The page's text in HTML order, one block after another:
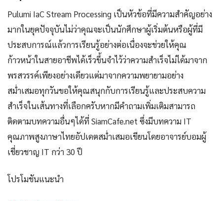
Pulumi IaC Stream Processing เป็นหัวข้อที่มีความสำคัญอย่าง
มากในยุคปัจจุบันไม่ว่าคุณจะเป็นนักศึกษาผู้เริ่มต้นหรือผู้ที่มี
ประสบการณ์แล้วการเรียนรู้อย่างต่อเนื่องจะช่วยให้คุณ
ก้าวหน้าในสายอาชีพได้เร็วขึ้นจำไว้ว่าความสำเร็จไม่ได้มาจาก
พรสวรรค์เพียงอย่างเดียวแต่มาจากความพยายามอย่าง
สม่ำเสมอทุกวันขอให้คุณสนุกกับการเรียนรู้และประสบความ
สำเร็จในเส้นทางที่เลือกครับหากมีคำถามเพิ่มเติมสามารถ
ติดตามบทความอื่นๆได้ที่ SiamCafe.net ซึ่งมีบทความ IT
คุณภาพสูงภาษาไทยอัปเดตสม่ำเสมอเขียนโดยอาจารย์บอมผู้
เชี่ยวชาญ IT กว่า 30 ปี
โปรโมชันแนะนำ